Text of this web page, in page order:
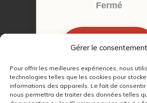
Gérer le consentement
Pour offrir les meilleures expériences, nous
technologies telles que les cookies pour
informations des appareils. Le fait de
nous permettra de traiter des données telles
Fermé
RENDEZ-VOUS